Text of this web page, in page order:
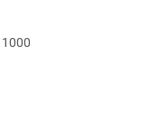
1000